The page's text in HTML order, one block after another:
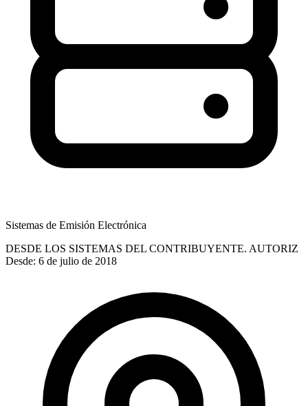
Sistemas de Emisión Electrónica
DESDE LOS SISTEMAS DEL CONTRIBUYENTE. AUTORIZ
Desde: 6 de julio de 2018